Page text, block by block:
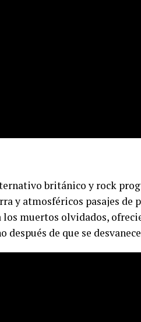
británico y rock
y atmosféricos pasajes de
muertos olvidados,
de que se